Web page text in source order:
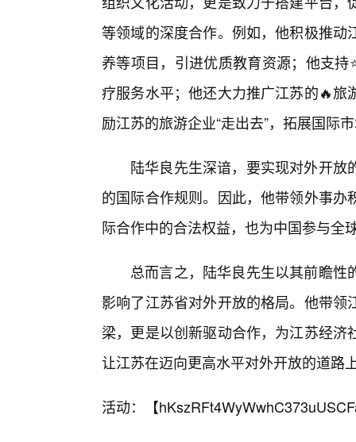
等领域的深度合作。例如，他积极推
养等项目，引进优质教育资源；他支
疗服务水平；他还大力推广江苏的🔥
励江苏的旅游企业“走出去”，拓展国际
陆华良先生深谙，要实现对外开
的国际合作规则。因此，他带领外事
际合作中的合法权益，也为中国参与全
总而言之，陆华良先生以其前瞻
影响了江苏省对外开放的格局。他带
梁，更是以创新驱动合作，为江苏经
让江苏在迈向更高水平对外开放的道路
活动：【